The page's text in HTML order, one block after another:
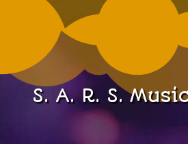
S. A. R. S.